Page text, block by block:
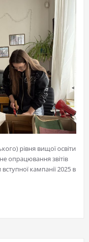
рівня вищої освіти
опрацювання звітів
кампанії 2025 в